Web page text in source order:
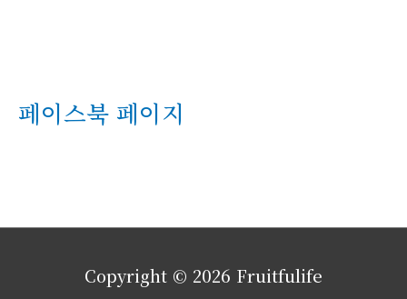
페이스북 페이지
Copyright © 2026 Fruitfulife